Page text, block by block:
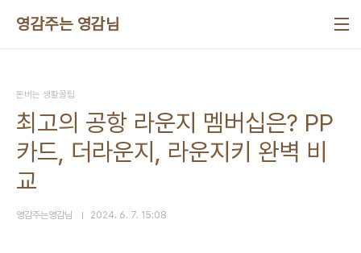
영감주는 영감님
돈버는 생활꿀팁
최고의 공항 라운지 멤버십은? PP
카드, 더라운지, 라운지키 완벽 비
교
영감주는영감님 2024. 6. 7. 15:08